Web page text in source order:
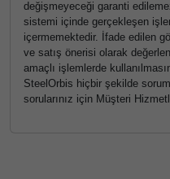
değişmeyeceği garanti
sistemi içinde gerçekleşen
içermemektedir. İfade edilen
ve satış önerisi olarak
amaçlı işlemlerde
SteelOrbis hiçbir şekilde
sorularınız için Müşteri